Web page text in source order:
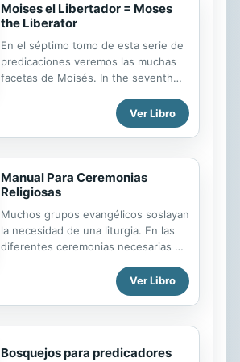
Moises el Libertador = Moses
the Liberator
En el séptimo tomo de esta serie de
predicaciones veremos las muchas
facetas de Moisés. In the seventh
see the many facets of the life of
Ver Libro
Manual Para Ceremonias
Religiosas
Muchos grupos evangélicos soslayan
la necesidad de una liturgia. En las
diferentes ceremonias necesarias en
improvisación que lleve a errores
perjudiciales. De carácter
guía para pastores.
Ver Libro
Bosquejos para predicadores